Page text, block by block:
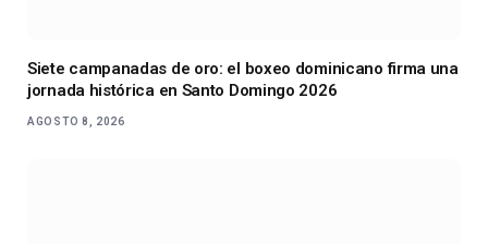
Siete campanadas de oro: el boxeo dominicano firma una
jornada histórica en Santo Domingo 2026
AGOSTO 8, 2026